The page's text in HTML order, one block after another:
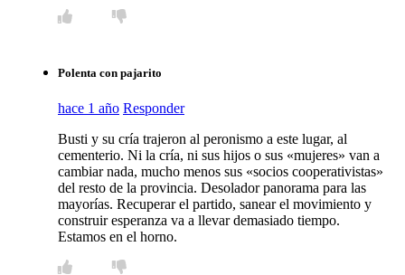
Polenta con pajarito
hace 1 año Responder
Busti y su cría trajeron al peronismo a este lugar, al
cementerio. Ni la cría, ni sus hijos o sus «mujeres» van a
cambiar nada, mucho menos sus «socios cooperativistas»
del resto de la provincia. Desolador panorama para las
mayorías. Recuperar el partido, sanear el movimiento y
construir esperanza va a llevar demasiado tiempo.
Estamos en el horno.